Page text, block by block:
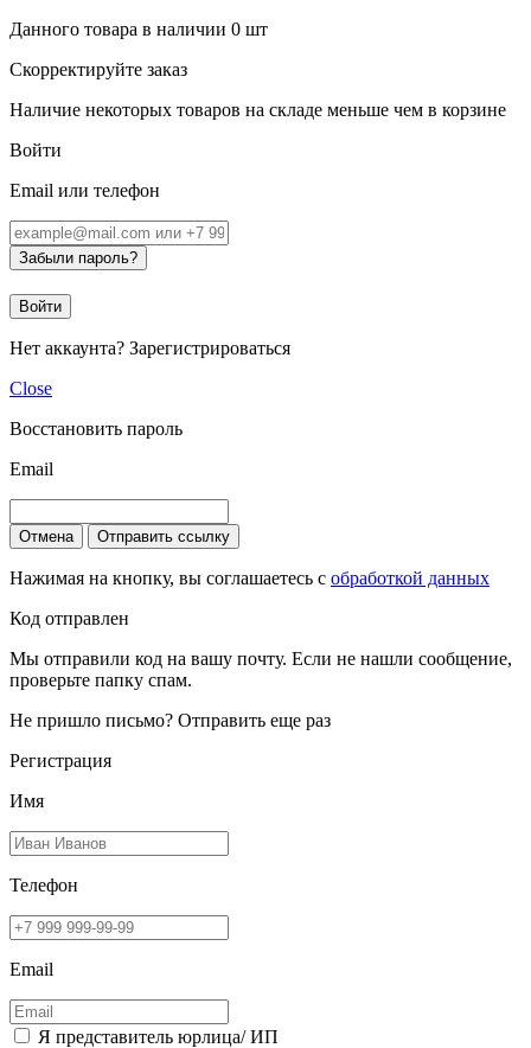
Данного товара в наличии 0 шт
Скорректируйте заказ
Наличие некоторых товаров на складе меньше чем в корзине
Войти
Email или телефон
Забыли пароль?
Войти
Нет аккаунта? Зарегистрироваться
Close
Восстановить пароль
Email
Отмена Отправить ссылку
Нажимая на кнопку, вы соглашаетесь с обработкой данных
Код отправлен
Мы отправили код на вашу почту. Если не нашли сообщение,
проверьте папку спам.
Не пришло письмо? Отправить еще раз
Регистрация
Имя
Телефон
Email
Я представитель юрлица/ ИП